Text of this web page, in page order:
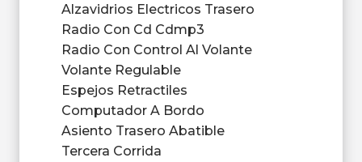
Alzavidrios Electricos Trasero
Radio Con Cd Cdmp3
Radio Con Control Al Volante
Volante Regulable
Espejos Retractiles
Computador A Bordo
Asiento Trasero Abatible
Tercera Corrida